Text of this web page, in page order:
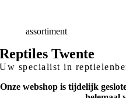
Breedassortiment
Reptiles Twente
Uw specialist in
Onze webshop is tijdelijk